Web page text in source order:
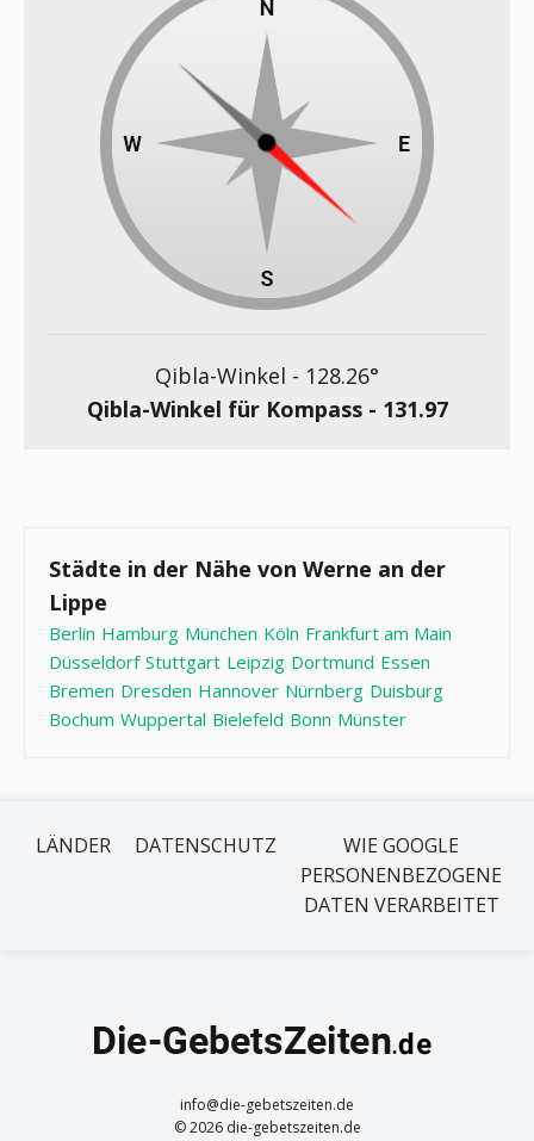
Qibla-Winkel - 128.26°
Qibla-Winkel für Kompass - 131.97
Städte in der Nähe von Werne an der
Lippe
Berlin Hamburg München Köln Frankfurt am Main
Düsseldorf Stuttgart Leipzig Dortmund Essen
Bremen Dresden Hannover Nürnberg Duisburg
Bochum Wuppertal Bielefeld Bonn Münster
LÄNDER DATENSCHUTZ
WIE GOOGLE
PERSONENBEZOGENE
DATEN VERARBEITET
info@die-gebetszeiten.de
© 2026 die-gebetszeiten.de